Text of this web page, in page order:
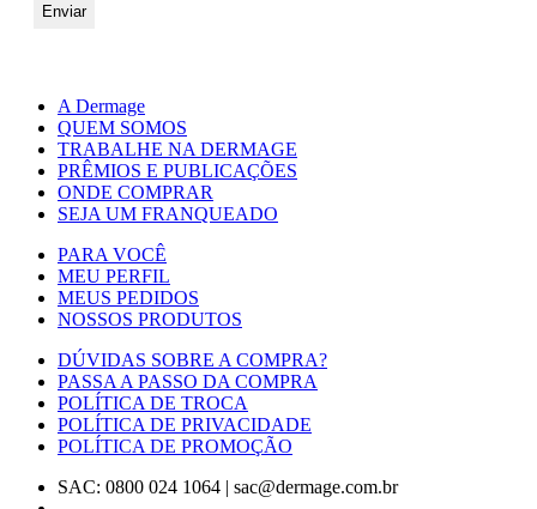
A Dermage
QUEM SOMOS
TRABALHE NA DERMAGE
PRÊMIOS E PUBLICAÇÕES
ONDE COMPRAR
SEJA UM FRANQUEADO
PARA VOCÊ
MEU PERFIL
MEUS PEDIDOS
NOSSOS PRODUTOS
DÚVIDAS SOBRE A COMPRA?
PASSA A PASSO DA COMPRA
POLÍTICA DE TROCA
POLÍTICA DE PRIVACIDADE
POLÍTICA DE PROMOÇÃO
SAC: 0800 024 1064 | sac@dermage.com.br